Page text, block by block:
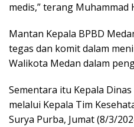
medis,” terang Muhammad
Mantan Kepala BPBD
tegas dan komit dalam
Walikota Medan dalam
Sementara itu Kepala
melalui Kepala Tim
Surya Purba, Jumat (8/3/